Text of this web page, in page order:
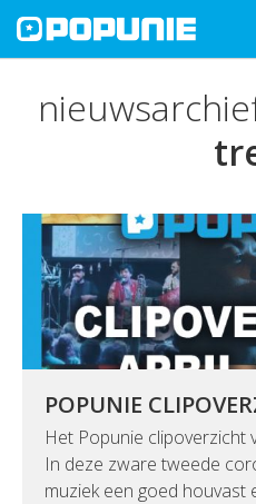
POPUNIE
Het Popunie clipoverzicht
In deze zware tweede
muziek een goed houvast